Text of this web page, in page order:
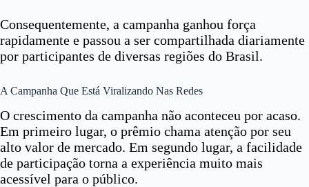
Consequentemente, a campanha ganhou força
rapidamente e passou a ser compartilhada diariamente
por participantes de diversas regiões do Brasil.
A Campanha Que Está Viralizando Nas Redes
O crescimento da campanha não aconteceu por acaso.
Em primeiro lugar, o prêmio chama atenção por seu
alto valor de mercado. Em segundo lugar, a facilidade
de participação torna a experiência muito mais
acessível para o público.